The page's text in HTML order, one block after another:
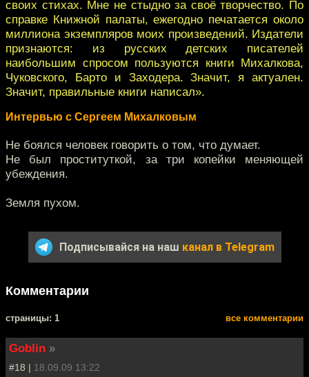
своих стихах. Мне не стыдно за своё творчество. По
справке Книжной палаты, ежегодно печатается около
миллиона экземпляров моих произведений. Издатели
признаются: из русских детских писателей
наибольшим спросом пользуются книги Михалкова,
Чуковского, Барто и Заходера. Значит, я актуален.
Значит, правильные книги написал».
Интервью с Сергеем Михалковым
Не боялся человек говорить о том, что думает.
Не был проституткой, за три копейки меняющей
убеждения.
Земля пухом.
Подписывайся на наш канал в Telegram
Комментарии
cтраницы: 1 все комментарии
Goblin »
#18 | 18.09.09 13:22